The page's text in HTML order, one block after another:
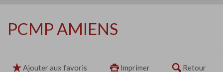
PCMP AMIENS
Ajouter aux favoris Imprimer Retour